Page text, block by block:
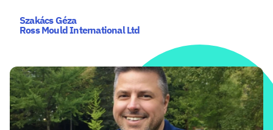
Szabó Zsombor - Ügyvezető
www.grilldepot.hu